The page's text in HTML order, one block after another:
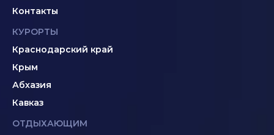
Контакты
КУРОРТЫ
Краснодарский край
Крым
Абхазия
Кавказ
ОТДЫХАЮЩИМ